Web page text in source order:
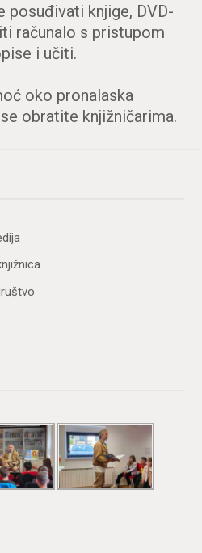
posuđivati knjige, DVD-
računalo s pristupom
i učiti.
oko pronalaska
obratite knjižničarima.